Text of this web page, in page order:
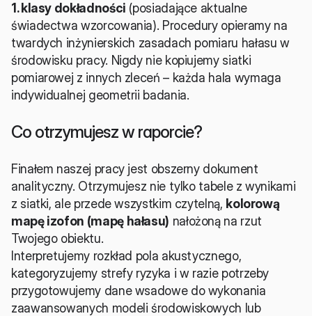
1. klasy dokładności (posiadające aktualne
świadectwa wzorcowania). Procedury opieramy na
twardych inżynierskich zasadach pomiaru hałasu w
środowisku pracy. Nigdy nie kopiujemy siatki
pomiarowej z innych zleceń – każda hala wymaga
indywidualnej geometrii badania.
Co otrzymujesz w raporcie?
Finałem naszej pracy jest obszerny dokument
analityczny. Otrzymujesz nie tylko tabele z wynikami
z siatki, ale przede wszystkim czytelną, kolorową
mapę izofon (mapę hałasu) nałożoną na rzut
Twojego obiektu.
Interpretujemy rozkład pola akustycznego,
kategoryzujemy strefy ryzyka i w razie potrzeby
przygotowujemy dane wsadowe do wykonania
zaawansowanych modeli środowiskowych lub